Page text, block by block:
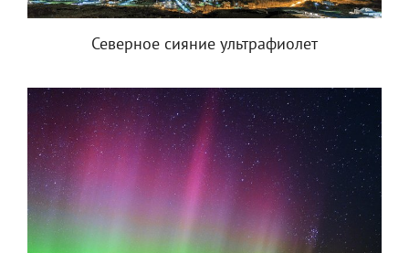
Северное сияние ультрафиолет